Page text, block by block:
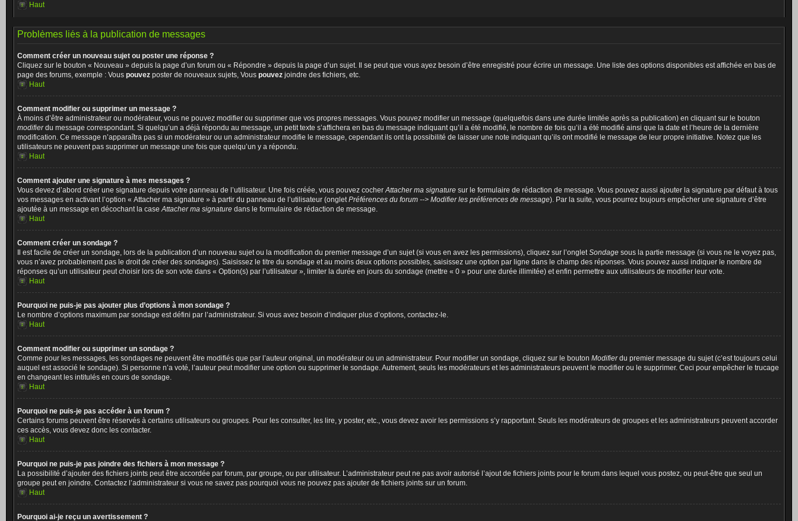
Haut
Problèmes liés à la publication de messages
Comment créer un nouveau sujet ou poster une réponse ?
Cliquez sur le bouton « Nouveau » depuis la page d’un forum ou « Répondre » depuis la page d’un sujet. Il se peut que vous ayez besoin d’être enregistré pour écrire un message. Une liste des options disponibles est affichée en bas de
page des forums, exemple : Vous pouvez poster de nouveaux sujets, Vous pouvez joindre des fichiers, etc.
Haut
Comment modifier ou supprimer un message ?
À moins d’être administrateur ou modérateur, vous ne pouvez modifier ou supprimer que vos propres messages. Vous pouvez modifier un message (quelquefois dans une durée limitée après sa publication) en cliquant sur le bouton
modifierdu message correspondant. Si quelqu’un a déjà répondu au message, un petit texte s’affichera en bas du message indiquant qu’il a été modifié, le nombre de fois qu’il a été modifié ainsi que la date et l’heure de la dernière
modification. Ce message n’apparaîtra pas si un modérateur ou un administrateur modifie le message, cependant ils ont la possibilité de laisser une note indiquant qu’ils ont modifié le message de leur propre initiative. Notez que les
utilisateurs ne peuvent pas supprimer un message une fois que quelqu’un y a répondu.
Haut
Comment ajouter une signature à mes messages ?
Vous devez d’abord créer une signature depuis votre panneau de l’utilisateur. Une fois créée, vous pouvez cocherAttacher ma signature sur le formulaire de rédaction de message. Vous pouvez aussi ajouter la signature par défaut à tous
vos messages en activant l’option « Attacher ma signature » à partir du panneau de l’utilisateur (ongletPréférences du forum --> Modifier les préférences de message). Par la suite, vous pourrez toujours empêcher une signature d’être
ajoutée à un message en décochant la caseAttacher ma signature dans le formulaire de rédaction de message.
Haut
Comment créer un sondage ?
Il est facile de créer un sondage, lors de la publication d’un nouveau sujet ou la modification du premier message d’un sujet (si vous en avez les permissions), cliquez sur l’ongletSondage sous la partie message (si vous ne le voyez pas,
vous n’avez probablement pas le droit de créer des sondages). Saisissez le titre du sondage et au moins deux options possibles, saisissez une option par ligne dans le champ des réponses. Vous pouvez aussi indiquer le nombre de
réponses qu’un utilisateur peut choisir lors de son vote dans « Option(s) par l’utilisateur », limiter la durée en jours du sondage (mettre « 0 » pour une durée illimitée) et enfin permettre aux utilisateurs de modifier leur vote.
Haut
Pourquoi ne puis-je pas ajouter plus d’options à mon sondage ?
Le nombre d’options maximum par sondage est défini par l’administrateur. Si vous avez besoin d’indiquer plus d’options, contactez-le.
Haut
Comment modifier ou supprimer un sondage ?
Comme pour les messages, les sondages ne peuvent être modifiés que par l’auteur original, un modérateur ou un administrateur. Pour modifier un sondage, cliquez sur le bouton Modifierdu premier message du sujet (c’est toujours celui
auquel est associé le sondage). Si personne n’a voté, l’auteur peut modifier une option ou supprimer le sondage. Autrement, seuls les modérateurs et les administrateurs peuvent le modifier ou le supprimer. Ceci pour empêcher le trucage
en changeant les intitulés en cours de sondage.
Haut
Pourquoi ne puis-je pas accéder à un forum ?
Certains forums peuvent être réservés à certains utilisateurs ou groupes. Pour les consulter, les lire, y poster, etc., vous devez avoir les permissions s’y rapportant. Seuls les modérateurs de groupes et les administrateurs peuvent accorder
ces accès, vous devez donc les contacter.
Haut
Pourquoi ne puis-je pas joindre des fichiers à mon message ?
La possibilité d’ajouter des fichiers joints peut être accordée par forum, par groupe, ou par utilisateur. L’administrateur peut ne pas avoir autorisé l’ajout de fichiers joints pour le forum dans lequel vous postez, ou peut-être que seul un
groupe peut en joindre. Contactez l’administrateur si vous ne savez pas pourquoi vous ne pouvez pas ajouter de fichiers joints sur un forum.
Haut
Pourquoi ai-je reçu un avertissement ?